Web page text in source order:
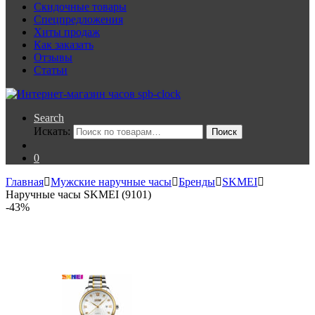
Скидочные товары
Спецпредложения
Хиты продаж
Как заказать
Отзывы
Статьи
Search
Искать:
Поиск
0
Главная Мужские наручные часы Бренды
SKMEI
Наручные часы SKMEI (9101)
-43%